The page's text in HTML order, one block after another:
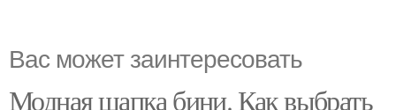
Вас может заинтересовать
Модная шапка бини. Как выбрать